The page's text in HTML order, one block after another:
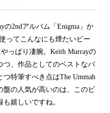
の2ndアルバム「Enigma」か
ってこんなにも煙たいビー
っぱり凄腕。Keith Murrayの
つ、作品としてのベストなバ
特筆すべき点はThe Ummah
盤の人気が高いのは、このビ
嬉しいですね。